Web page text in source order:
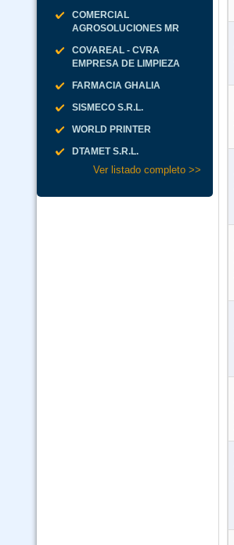
COMERCIAL
AGROSOLUCIONES MR
COVAREAL - CVRA
EMPRESA DE LIMPIEZA
FARMACIA GHALIA
SISMECO S.R.L.
WORLD PRINTER
DTAMET S.R.L.
Ver listado completo >>